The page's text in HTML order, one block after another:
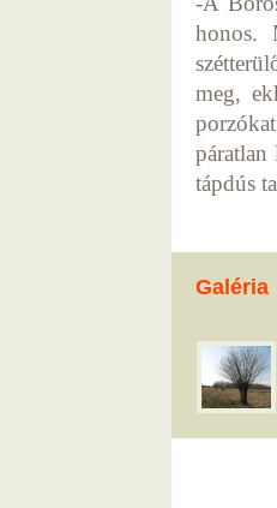
honos.
meg,
páratlan
tápdús
Galéria